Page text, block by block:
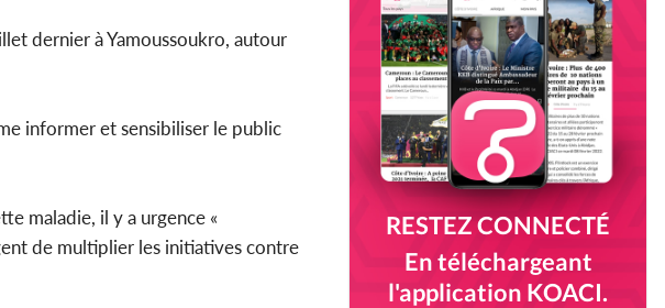
dernier à Yamoussoukro, autour
informer et sensibiliser le public
maladie, il y a urgence «
de multiplier les initiatives contre
RESTEZ CONNECTÉ
En téléchargeant
l'application KOACI.